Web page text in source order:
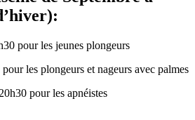
pour les jeunes plongeurs
pour les plongeurs et nageurs avec palmes
20h30 pour les apnéistes